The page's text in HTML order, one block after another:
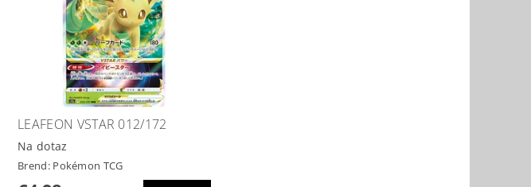
LEAFEON VSTAR 012/172
Na dotaz
Brend: Pokémon TCG